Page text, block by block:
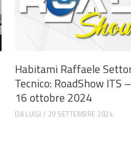
Habitami Raffaele
Tecnico: RoadShow ITS –
16 ottobre 2024
DA LUIGI 20 SETTEMBRE 2024